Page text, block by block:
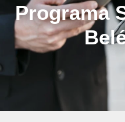
Programa